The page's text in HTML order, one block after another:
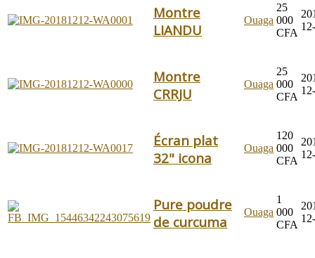
Montre
LIANDU
Ouaga
25
000
CFA
Montre
CRRJU
Ouaga
25
000
CFA
Écran plat
32" icona
Ouaga
120
000
CFA
Pure poudre
de curcuma
Ouaga
1
000
CFA